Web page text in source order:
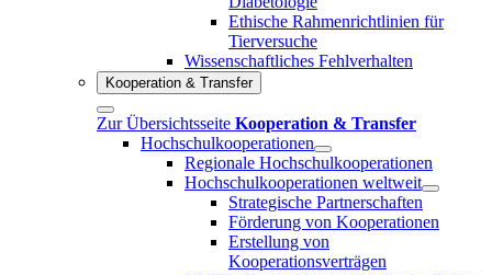
Ethische Rahmenrichtlinien für
Tierversuche
Wissenschaftliches Fehlverhalten
Kooperation & Transfer
Zur Übersichtsseite Kooperation & Transfer
Hochschulkooperationen
Regionale Hochschulkooperationen
Hochschulkooperationen weltweit
Strategische Partnerschaften
Förderung von Kooperationen
Erstellung von
Kooperationsverträgen